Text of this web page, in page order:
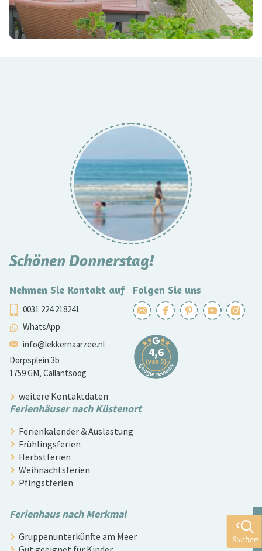
Schönen Donnerstag!
Nehmen Sie Kontakt auf
0031 224 218241
WhatsApp
info@lekkernaarzee.nl
Dorpsplein 3b
1759 GM, Callantsoog
Folgen Sie uns
weitere Kontaktdaten
Ferienhäuser nach Küstenort
Ferienkalender & Auslastung
Frühlingsferien
Herbstferien
Weihnachtsferien
Pfingstferien
Ferienhaus nach Merkmal
Gruppenunterkünfte am Meer
Suchen